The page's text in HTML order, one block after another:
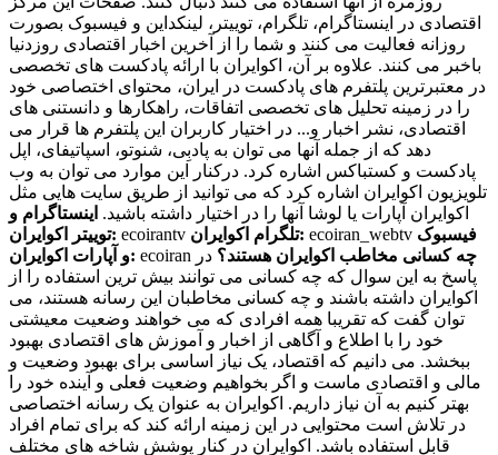
اقتصادی در اینستاگرام، تلگرام، توییتر، لینکداین و فیسبوک بصورت
روزانه فعالیت می کنند و شما را از آخرین اخبار اقتصادی روزدنیا
باخبر می کنند. علاوه بر آن، اکوایران با ارائه پادکست های تخصصی
در معتبرترین پلتفرم های پادکست در ایران، محتوای اختصاصی خود
را در زمینه تحلیل های تخصصی اتفاقات، راهکارها و دانستنی های
اقتصادی، نشر اخبار و... در اختیار کاربران این پلتفرم ها قرار می
دهد که از جمله آنها می توان به پادبِی، شنوتو، اسپاتیفای، اپل
پادکست و کستباکس اشاره کرد. درکنار این موارد می توان به وب
تلویزیون اکوایران اشاره کرد که می توانید از طریق سایت هایی مثل
اکوایران آپارات یا لوشا آنها را در اختیار داشته باشید. اینستاگرام و
توییتر اکوایران: ecoirantv تلگرام اکوایران: ecoiran_webtv فیسبوک
و آپارات اکوایران: ecoiran چه کسانی مخاطب اکوایران هستند؟ در
پاسخ به این سوال که چه کسانی می توانند بیش ترین استفاده را از
اکوایران داشته باشند و چه کسانی مخاطبان این رسانه هستند، می
توان گفت که تقریبا همه افرادی که می خواهند وضعیت معیشتی
خود را با اطلاع و آگاهی از اخبار و آموزش های اقتصادی بهبود
ببخشد. می دانیم که اقتصاد، یک نیاز اساسی برای بهبود وضعیت و
مالی و اقتصادی ماست و اگر بخواهیم وضعیت فعلی و آینده خود را
بهتر کنیم به آن نیاز داریم. اکوایران به عنوان یک رسانه اختصاصی
در تلاش است محتوایی در این زمینه ارائه کند که برای تمام افراد
قابل استفاده باشد. اکوایران در کنار پوشش شاخه های مختلف